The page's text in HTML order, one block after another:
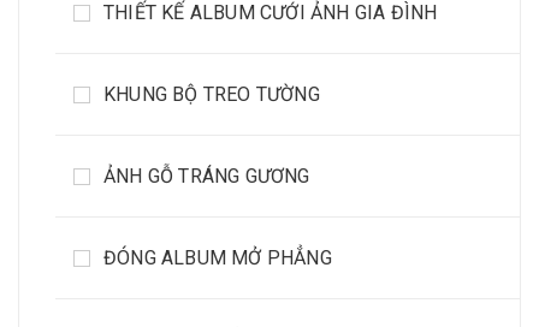
THIẾT KẾ ALBUM CƯỚI ẢNH GIA ĐÌNH
KHUNG BỘ TREO TƯỜNG
ẢNH GỖ TRÁNG GƯƠNG
ĐÓNG ALBUM MỞ PHẲNG